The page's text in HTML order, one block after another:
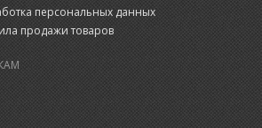
персональных данных
продажи товаров